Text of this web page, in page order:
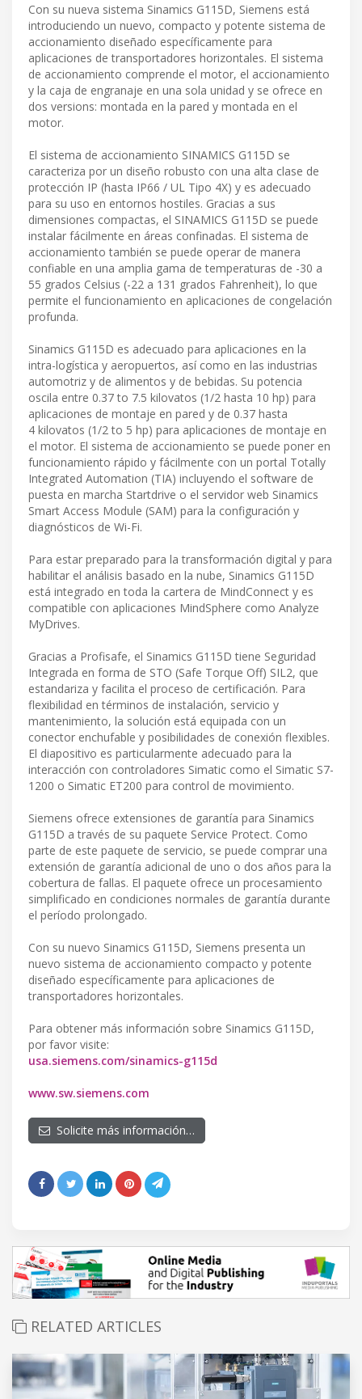
Con su nueva sistema Sinamics G115D, Siemens está
introduciendo un nuevo, compacto y potente sistema de
accionamiento diseñado específicamente para
aplicaciones de transportadores horizontales. El sistema
de accionamiento comprende el motor, el accionamiento
y la caja de engranaje en una sola unidad y se ofrece en
dos versions: montada en la pared y montada en el
motor.
El sistema de accionamiento SINAMICS G115D se
caracteriza por un diseño robusto con una alta clase de
protección IP (hasta IP66 / UL Tipo 4X) y es adecuado
para su uso en entornos hostiles. Gracias a sus
dimensiones compactas, el SINAMICS G115D se puede
instalar fácilmente en áreas confinadas. El sistema de
accionamiento también se puede operar de manera
confiable en una amplia gama de temperaturas de -30 a
55 grados Celsius (-22 a 131 grados Fahrenheit), lo que
permite el funcionamiento en aplicaciones de congelación
profunda.
Sinamics G115D es adecuado para aplicaciones en la
intra-logística y aeropuertos, así como en las industrias
automotriz y de alimentos y de bebidas. Su potencia
oscila entre 0.37 to 7.5 kilovatos (1/2 hasta 10 hp) para
aplicaciones de montaje en pared y de 0.37 hasta
4 kilovatos (1/2 to 5 hp) para aplicaciones de montaje en
el motor. El sistema de accionamiento se puede poner en
funcionamiento rápido y fácilmente con un portal Totally
Integrated Automation (TIA) incluyendo el software de
puesta en marcha Startdrive o el servidor web Sinamics
Smart Access Module (SAM) para la configuración y
diagnósticos de Wi-Fi.
Para estar preparado para la transformación digital y para
habilitar el análisis basado en la nube, Sinamics G115D
está integrado en toda la cartera de MindConnect y es
compatible con aplicaciones MindSphere como Analyze
MyDrives.
Gracias a Profisafe, el Sinamics G115D tiene Seguridad
Integrada en forma de STO (Safe Torque Off) SIL2, que
estandariza y facilita el proceso de certificación. Para
flexibilidad en términos de instalación, servicio y
mantenimiento, la solución está equipada con un
conector enchufable y posibilidades de conexión flexibles.
El diapositivo es particularmente adecuado para la
interacción con controladores Simatic como el Simatic S7-
1200 o Simatic ET200 para control de movimiento.
Siemens ofrece extensiones de garantía para Sinamics
G115D a través de su paquete Service Protect. Como
parte de este paquete de servicio, se puede comprar una
extensión de garantía adicional de uno o dos años para la
cobertura de fallas. El paquete ofrece un procesamiento
simplificado en condiciones normales de garantía durante
el período prolongado.
Con su nuevo Sinamics G115D, Siemens presenta un
nuevo sistema de accionamiento compacto y potente
diseñado específicamente para aplicaciones de
transportadores horizontales.
Para obtener más información sobre Sinamics G115D,
por favor visite:
usa.siemens.com/sinamics-g115d
www.sw.siemens.com
Solicite más información…
RELATED ARTICLES